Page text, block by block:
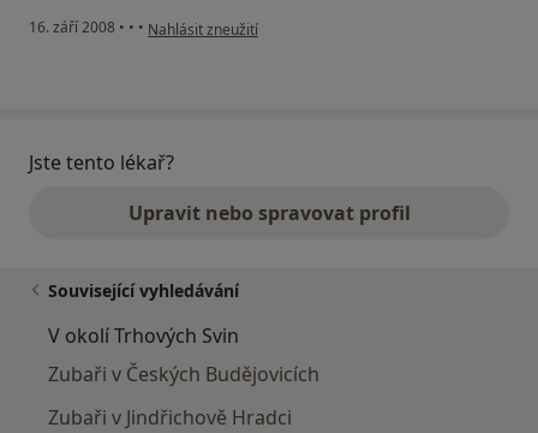
16. září 2008 • • • podle názoru uživatele pacient už 18 let
Nahlásit zneužití
Jste tento lékař?
Upravit nebo spravovat profil
Související vyhledávání
V okolí Trhových Svin
Zubaři v Českých Budějovicích
Zubaři v Jindřichově Hradci